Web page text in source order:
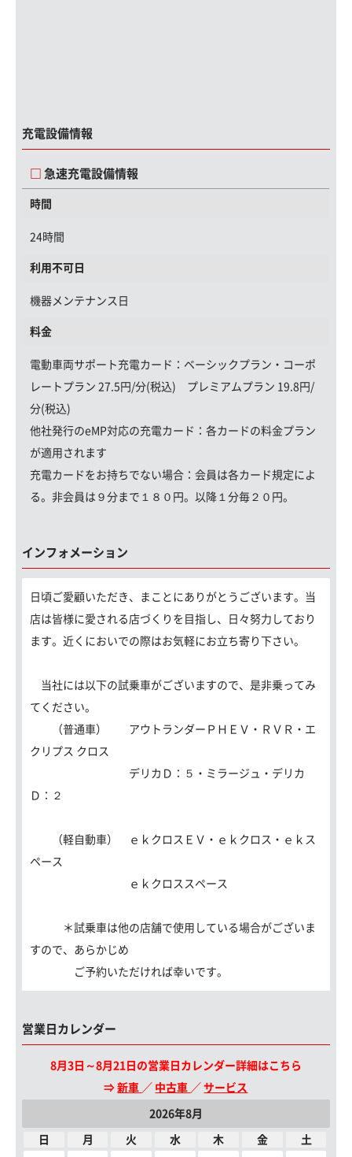
充電設備情報
急速充電設備情報
時間
24時間
利用不可日
機器メンテナンス日
料金
電動車両サポート充電カード ：ベーシックプラン・コーポ
レートプラン 27.5円/分(税込) プレミアムプラン 19.8円/
分(税込)
他社発行のeMP対応の充電カード：各カードの料金プラン
が適用されます
充電カードをお持ちでない場合：会員は各カード規定によ
る。非会員は９分まで１８０円。以降１分毎２０円。
インフォメーション
日頃ご愛顧いただき、まことにありがとうございます。当
店は皆様に愛される店づくりを目指し、日々努力しており
ます。近くにおいでの際はお気軽にお立ち寄り下さい。
当社には以下の試乗車がございますので、是非乗ってみ
てください。
（普通車） アウトランダーＰＨＥＶ・ＲＶＲ・エ
クリプス クロス
デリカＤ：５・ミラージュ・デリカ
Ｄ：２
（軽自動車） ｅｋクロスＥＶ・ｅｋクロス・ｅｋス
ペース
ｅｋクロススペース
＊試乗車は他の店舗で使用している場合がございま
すので、あらかじめ
ご予約いただければ幸いです。
営業日カレンダー
8月3日～8月21日の営業日カレンダー詳細はこちら
⇒新車 ／ 中古車 ／サービス
2026年8月
日 月 火 水 木 金 土